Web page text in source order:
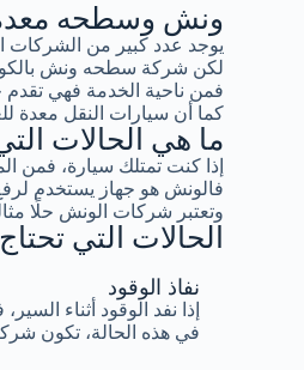
ونش وسطحه معدة
يوجد عدد كبير من
لكن شركة سطحه ونش
فمن ناحية الخدمة فهي
كما أن سيارات النقل معدة
ما هي الحالات
إذا كنت تمتلك سيارة، فمن
فالونش هو جهاز يستخدم
وتعتبر شركات الونش حلًا
الحالات التي
نفاذ الوقود
إذا نفد الوقود أثناء
في هذه الحالة، تكون